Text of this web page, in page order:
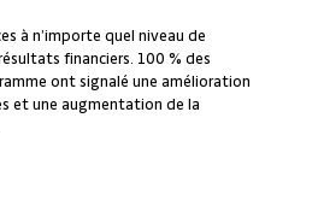
à n’importe quel niveau de
financiers. 100 % des
ont signalé une amélioration
et une augmentation de la